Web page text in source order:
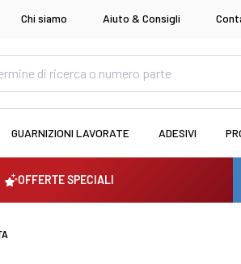
Chi siamo Aiuto & Consigli
GUARNIZIONI LAVORATE ADESIVI
OFFERTE SPECIALI